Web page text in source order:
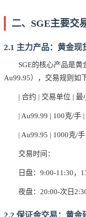
二、SGE主要交
2.1 主力产品：黄金现
SGE的核心产品是黄
Au99.95），交易规则如
| 合约 | 交易单位 |
| Au99.99 | 100克/手
| Au99.95 | 1000克/
交易时间：
日盘：9:00-11:30，
夜盘：20:00-次日
2.2 保证金交易：黄金